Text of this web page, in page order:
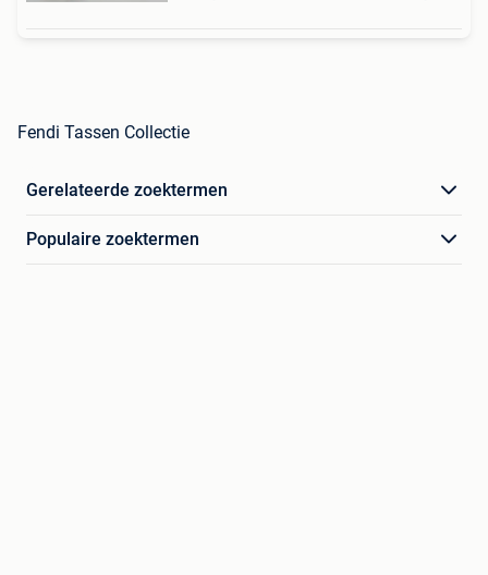
Fendi Tassen Collectie
Gerelateerde zoektermen
Populaire zoektermen